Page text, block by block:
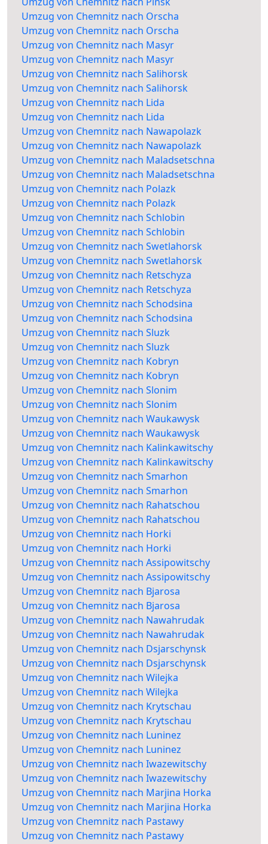
Umzug von Chemnitz nach Orscha
Umzug von Chemnitz nach Orscha
Umzug von Chemnitz nach Masyr
Umzug von Chemnitz nach Masyr
Umzug von Chemnitz nach Salihorsk
Umzug von Chemnitz nach Salihorsk
Umzug von Chemnitz nach Lida
Umzug von Chemnitz nach Lida
Umzug von Chemnitz nach Nawapolazk
Umzug von Chemnitz nach Nawapolazk
Umzug von Chemnitz nach Maladsetschna
Umzug von Chemnitz nach Maladsetschna
Umzug von Chemnitz nach Polazk
Umzug von Chemnitz nach Polazk
Umzug von Chemnitz nach Schlobin
Umzug von Chemnitz nach Schlobin
Umzug von Chemnitz nach Swetlahorsk
Umzug von Chemnitz nach Swetlahorsk
Umzug von Chemnitz nach Retschyza
Umzug von Chemnitz nach Retschyza
Umzug von Chemnitz nach Schodsina
Umzug von Chemnitz nach Schodsina
Umzug von Chemnitz nach Sluzk
Umzug von Chemnitz nach Sluzk
Umzug von Chemnitz nach Kobryn
Umzug von Chemnitz nach Kobryn
Umzug von Chemnitz nach Slonim
Umzug von Chemnitz nach Slonim
Umzug von Chemnitz nach Waukawysk
Umzug von Chemnitz nach Waukawysk
Umzug von Chemnitz nach Kalinkawitschy
Umzug von Chemnitz nach Kalinkawitschy
Umzug von Chemnitz nach Smarhon
Umzug von Chemnitz nach Smarhon
Umzug von Chemnitz nach Rahatschou
Umzug von Chemnitz nach Rahatschou
Umzug von Chemnitz nach Horki
Umzug von Chemnitz nach Horki
Umzug von Chemnitz nach Assipowitschy
Umzug von Chemnitz nach Assipowitschy
Umzug von Chemnitz nach Bjarosa
Umzug von Chemnitz nach Bjarosa
Umzug von Chemnitz nach Nawahrudak
Umzug von Chemnitz nach Nawahrudak
Umzug von Chemnitz nach Dsjarschynsk
Umzug von Chemnitz nach Dsjarschynsk
Umzug von Chemnitz nach Wilejka
Umzug von Chemnitz nach Wilejka
Umzug von Chemnitz nach Krytschau
Umzug von Chemnitz nach Krytschau
Umzug von Chemnitz nach Luninez
Umzug von Chemnitz nach Luninez
Umzug von Chemnitz nach Iwazewitschy
Umzug von Chemnitz nach Iwazewitschy
Umzug von Chemnitz nach Marjina Horka
Umzug von Chemnitz nach Marjina Horka
Umzug von Chemnitz nach Pastawy
Umzug von Chemnitz nach Pastawy